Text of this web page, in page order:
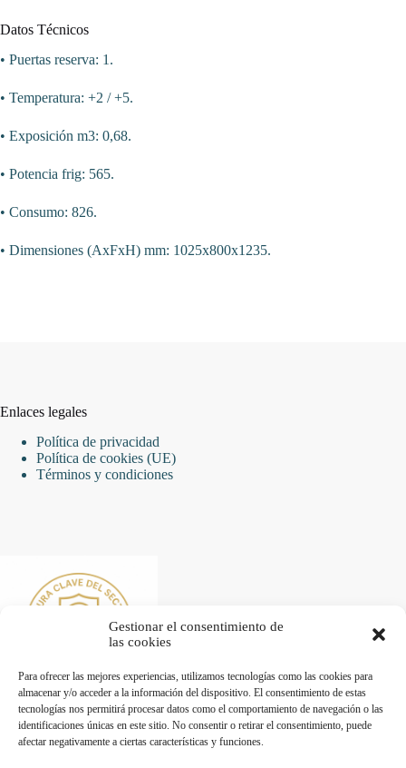
Gestionar el consentimiento de
las cookies
Para ofrecer las mejores experiencias, utilizamos tecnologías como las cookies para
almacenar y/o acceder a la información del dispositivo. El consentimiento de estas
tecnologías nos permitirá procesar datos como el comportamiento de navegación o las
identificaciones únicas en este sitio. No consentir o retirar el consentimiento, puede
afectar negativamente a ciertas características y funciones.
Datos Técnicos
• Puertas reserva: 1.
• Temperatura: +2 / +5.
• Exposición m3: 0,68.
• Potencia frig: 565.
• Consumo: 826.
• Dimensiones (AxFxH) mm: 1025x800x1235.
Enlaces legales
Política de privacidad
Política de cookies (UE)
Términos y condiciones